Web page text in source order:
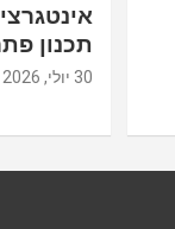
תכנון
30 יולי, 2026